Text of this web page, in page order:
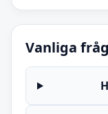
Vanliga